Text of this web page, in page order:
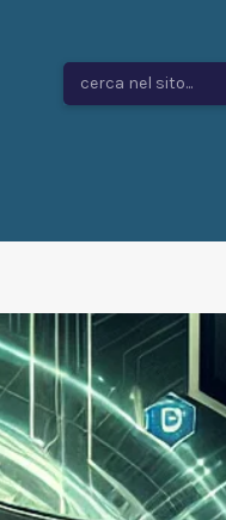
cerca nel sito...